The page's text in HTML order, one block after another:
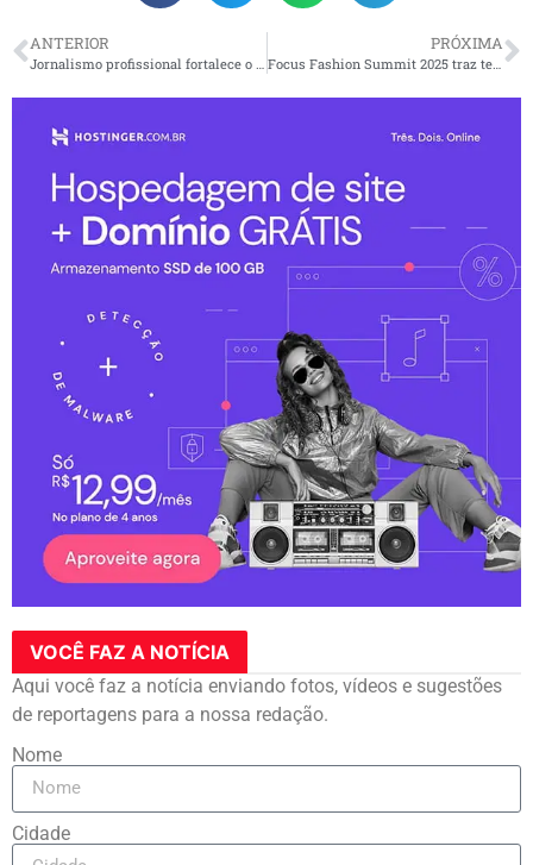
ANTERIOR PRÓXIMA
Focus Fashion Summit 2025 traz tendências da indústria têxtil e do mundo da moda
VOCÊ FAZ A NOTÍCIA
Aqui você faz a notícia enviando fotos, vídeos e sugestões
de reportagens para a nossa redação.
Nome
Cidade